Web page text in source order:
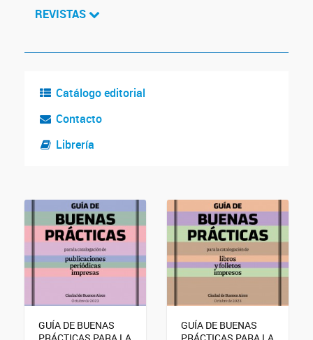
REVISTAS
Catálogo editorial
Contacto
Librería
GUÍA DE BUENAS
PRÁCTICAS PARA LA
GUÍA DE BUENAS
PRÁCTICAS PARA LA